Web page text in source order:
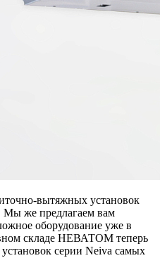
вытяжных установок
Мы же предлагаем вам
оборудование уже в
складе НЕВАТОМ теперь
серии Neiva самых